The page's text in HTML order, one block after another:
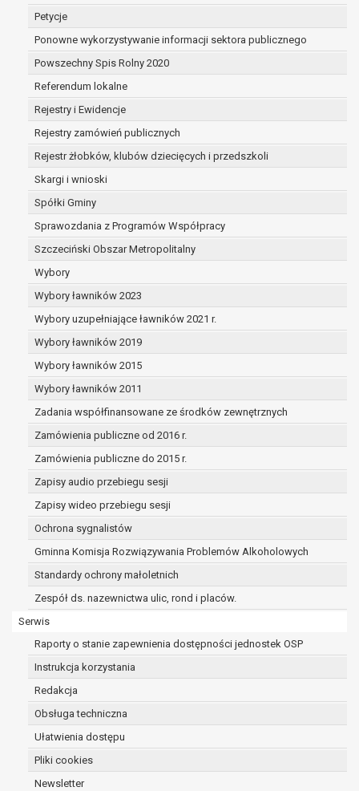
Petycje
Ponowne wykorzystywanie informacji sektora publicznego
Powszechny Spis Rolny 2020
Referendum lokalne
Rejestry i Ewidencje
Rejestry zamówień publicznych
Rejestr żłobków, klubów dziecięcych i przedszkoli
Skargi i wnioski
Spółki Gminy
Sprawozdania z Programów Współpracy
Szczeciński Obszar Metropolitalny
Wybory
Wybory ławników 2023
Wybory uzupełniające ławników 2021 r.
Wybory ławników 2019
Wybory ławników 2015
Wybory ławników 2011
Zadania współfinansowane ze środków zewnętrznych
Zamówienia publiczne od 2016 r.
Zamówienia publiczne do 2015 r.
Zapisy audio przebiegu sesji
Zapisy wideo przebiegu sesji
Ochrona sygnalistów
Gminna Komisja Rozwiązywania Problemów Alkoholowych
Standardy ochrony małoletnich
Zespół ds. nazewnictwa ulic, rond i placów.
Serwis
Raporty o stanie zapewnienia dostępności jednostek OSP
Instrukcja korzystania
Redakcja
Obsługa techniczna
Ułatwienia dostępu
Pliki cookies
Newsletter
dane są nieprawidłowe lub
niekompletne;
prawo do żądania usunięcia danych
osobowych (tzw. prawo do bycia
zapomnianym) na podstawie art. 17 RODO,
w przypadku gdy:
dane nie są już niezbędne do celów,
dla których były zebrane lub w inny
sposób przetwarzane,
osoba, której dane dotyczą, wniosła
osoba, której dane dotyczą wycofała
zgodę na przetwarzanie danych
osobowych, która jest podstawą
podstawy prawnej przetwarzania
danych,
dane osobowe przetwarzane są
niezgodnie z prawem,
dane osobowe muszą być usunięte w
celu wywiązania się z obowiązku
wynikającego z przepisów prawa;
prawo do żądania ograniczenia
przetwarzania danych osobowych na
podstawie art. 18 RODO, w przypadku gdy:
osoba, której dane dotyczą
kwestionuje prawidłowość danych
osobowych – na okres pozwalający
administratorowi sprawdzić
prawidłowość tych danych,
przetwarzanie danych jest niezgodne
z prawem, a osoba, której dane
dotyczą, sprzeciwia się usunięciu
danych, żądając w zamian ich
administrator nie potrzebuje już
danych dla swoich celów, ale osoba,
której dane dotyczą, potrzebuje ich do
roszczeń,
sprzeciw wobec przetwarzania